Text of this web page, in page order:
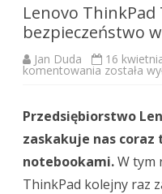
Lenovo ThinkPad
bezpieczeństwo
Jan Duda 16
komentowania Lenovo
Szybkość
i
w
niskiej
wadze
została
Przedsiębiorstwo
zaskakuje nas
notebookami.W tym
ThinkPad kolejny raz